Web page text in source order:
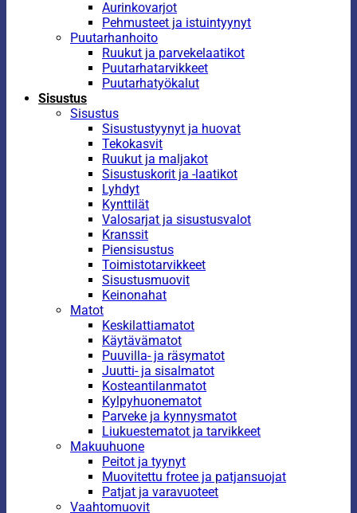
Aurinkovarjot
Pehmusteet ja istuintyynyt
Puutarhanhoito
Ruukut ja parvekelaatikot
Puutarhatarvikkeet
Puutarhatyökalut
Sisustus
Sisustus
Sisustustyynyt ja huovat
Tekokasvit
Ruukut ja maljakot
Sisustuskorit ja -laatikot
Lyhdyt
Kynttilät
Valosarjat ja sisustusvalot
Kranssit
Piensisustus
Toimistotarvikkeet
Sisustusmuovit
Keinonahat
Matot
Keskilattiamatot
Käytävämatot
Puuvilla- ja räsymatot
Juutti- ja sisalmatot
Kosteantilanmatot
Kylpyhuonematot
Parveke ja kynnysmatot
Liukuestematot ja tarvikkeet
Makuuhuone
Peitot ja tyynyt
Muovitettu frotee ja patjansuojat
Patjat ja varavuoteet
Vaahtomuovit